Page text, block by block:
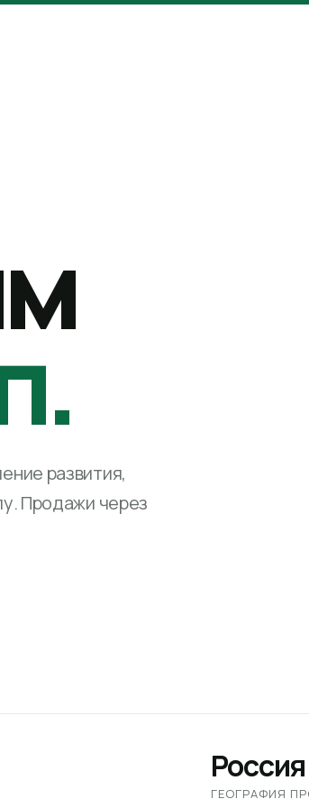
развития,
Продажи через
Россия
ГЕОГРАФИЯ